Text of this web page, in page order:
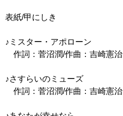
表紙/甲にしき
♪ミスター・アポローン
作詞：菅沼潤/作曲：吉崎憲治
♪さすらいのミューズ
作詞：菅沼潤/作曲：吉崎憲治